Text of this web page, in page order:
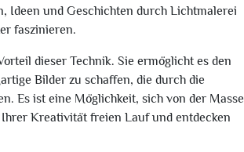
Ideen und Geschichten durch Lichtmalerei
faszinieren.
dieser Technik. Sie ermöglicht es den
Bilder zu schaffen, die durch die
Es ist eine Möglichkeit, sich von der Masse
Kreativität freien Lauf und entdecken